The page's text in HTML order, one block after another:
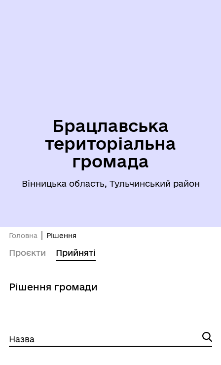
Брацлавська
територіальна
громада
Вінницька область, Тульчинський район
Головна Рішення
Проєкти Прийняті
Рішення громади
Назва